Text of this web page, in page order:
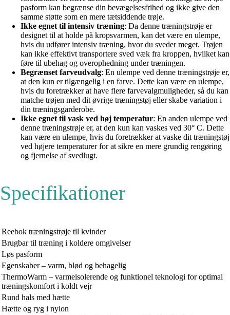
pasform kan begrænse din bevægelsesfrihed og ikke give den
samme støtte som en mere tætsiddende trøje.
Ikke egnet til intensiv træning: Da denne træningstrøje er
designet til at holde på kropsvarmen, kan det være en ulempe,
hvis du udfører intensiv træning, hvor du sveder meget. Trøjen
kan ikke effektivt transportere sved væk fra kroppen, hvilket kan
føre til ubehag og overophedning under træningen.
Begrænset farveudvalg: En ulempe ved denne træningstrøje er,
at den kun er tilgængelig i en farve. Dette kan være en ulempe,
hvis du foretrækker at have flere farvevalgmuligheder, så du kan
matche trøjen med dit øvrige træningstøj eller skabe variation i
din træningsgarderobe.
Ikke egnet til vask ved høj temperatur: En anden ulempe ved
denne træningstrøje er, at den kun kan vaskes ved 30° C. Dette
kan være en ulempe, hvis du foretrækker at vaske dit træningstøj
ved højere temperaturer for at sikre en mere grundig rengøring
og fjernelse af svedlugt.
Specifikationer
Reebok træningstrøje til kvinder
Brugbar til træning i koldere omgivelser
Løs pasform
Egenskaber – varm, blød og behagelig
ThermoWarm – varmeisolerende og funktionel teknologi for optimal
træningskomfort i koldt vejr
Rund hals med hætte
Hætte og ryg i nylon